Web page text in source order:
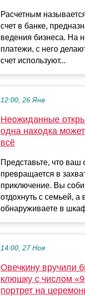
Расчетным
счет в банке,
ведения бизнеса. На
платежи, с него
счет используют...
12:00, 26 Янв
Неожиданные
одна находка
всё
Представьте, что ваш
превращается в
приключение. Вы
отдохнуть с семьей, а
обнаруживаете в
14:00, 27 Ноя
Овечкину вручили
клюшку с числом
портрет на